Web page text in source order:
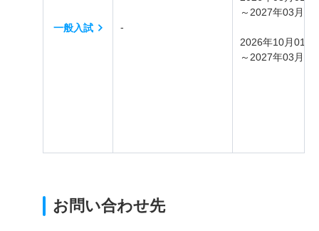
一般入試 ‐
～2027年03月31
2026年10月01日
～2027年03月31
お問い合わせ先